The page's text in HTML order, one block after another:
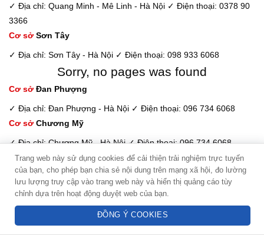
✓ Địa chỉ: Quang Minh - Mê Linh - Hà Nội ✓ Điện thoại: 0378 90
3366
Cơ sở Sơn Tây
✓ Địa chỉ: Sơn Tây - Hà Nội ✓ Điện thoại: 098 933 6068
Sorry, no pages was found
Cơ sở Đan Phượng
✓ Địa chỉ: Đan Phượng - Hà Nội ✓ Điện thoại: 096 734 6068
Cơ sở Chương Mỹ
✓ Địa chỉ: Chương Mỹ - Hà Nội✓ Điện thoại: 096 734 6068
Cơ sởPhú Xuyên
✓ Địa chỉ: Phú Xuyên - Hà Nội
✓ Điện thoại: 096 734 6068
Cơ sở Hoài Đức
✓ Địa chỉ: Hoài Đức - Hà Nội✓ Điện thoại: 096 734 6068
Cơ sởVăn Phú
Trang web này sử dụng cookies để cải thiện trải nghiệm trực tuyến
của bạn, cho phép bạn chia sẻ nội dung trên mạng xã hội, đo lường
lưu lượng truy cập vào trang web này và hiển thị quảng cáo tùy
chỉnh dựa trên hoạt động duyệt web của bạn.
ĐỒNG Ý COOKIES
Kim Dung - Tư vấn viên
Hotline: 094 3838 278